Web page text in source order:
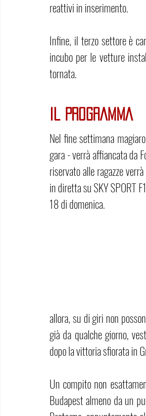
reattivi in inserimento.
Infine, il terzo settore è
incubo per le vetture
tornata.
IL PROGRAMMA
Nel fine settimana
gara - verrà affiancata da
riservato alle ragazze
in diretta su SKY SPORT
18 di domenica.
allora, su di giri non
già da qualche giorno,
dopo la vittoria sfiorata in
Un compito non
Budapest almeno da un